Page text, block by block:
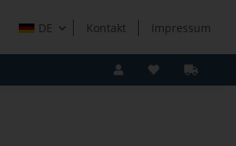
DE Kontakt Impressum